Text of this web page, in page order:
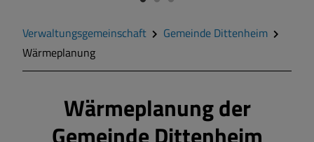
Markt Markt Berolzheim
Gemeinde Meinheim
Verwaltungsgemeinschaft
Gemeinde Dittenheim
Wärmeplanung
Wärmeplanung der